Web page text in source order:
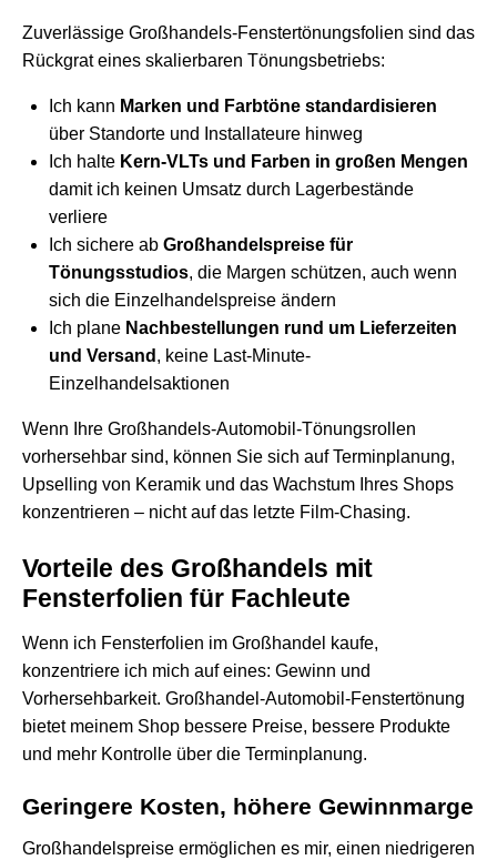
Zuverlässige Großhandels-Fenstertönungsfolien sind das
Rückgrat eines skalierbaren Tönungsbetriebs:
Ich kann Marken und Farbtöne standardisieren
über Standorte und Installateure hinweg
Ich halte Kern-VLTs und Farben in großen Mengen
damit ich keinen Umsatz durch Lagerbestände
verliere
Ich sichere ab Großhandelspreise für
Tönungsstudios, die Margen schützen, auch wenn
sich die Einzelhandelspreise ändern
Ich plane Nachbestellungen rund um Lieferzeiten
und Versand , keine Last-Minute-
Einzelhandelsaktionen
Wenn Ihre Großhandels-Automobil-Tönungsrollen
vorhersehbar sind, können Sie sich auf Terminplanung,
Upselling von Keramik und das Wachstum Ihres Shops
konzentrieren – nicht auf das letzte Film-Chasing.
Vorteile des Großhandels mit
Fensterfolien für Fachleute
Wenn ich Fensterfolien im Großhandel kaufe,
konzentriere ich mich auf eines: Gewinn und
Vorhersehbarkeit. Großhandel-Automobil-Fenstertönung
bietet meinem Shop bessere Preise, bessere Produkte
und mehr Kontrolle über die Terminplanung.
Geringere Kosten, höhere Gewinnmarge
Großhandelspreise ermöglichen es mir, einen niedrigeren